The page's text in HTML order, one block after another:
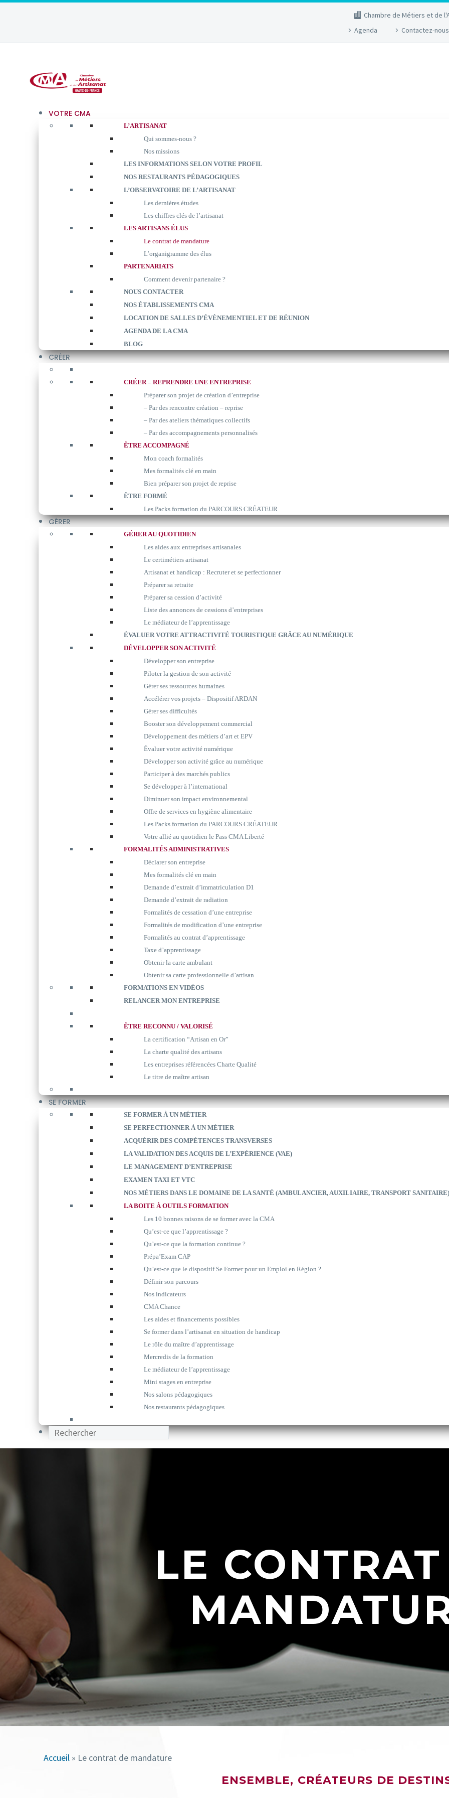
Chambre de Métiers et de
Agenda
Contactez-nous
VOTRE CMA
L’ARTISANAT
Qui sommes-nous ?
Nos missions
LES INFORMATIONS SELON VOTRE PROFIL
NOS RESTAURANTS PÉDAGOGIQUES
L’OBSERVATOIRE DE L’ARTISANAT
Les dernières études
Les chiffres clés de l’artisanat
LES ARTISANS ÉLUS
Le contrat de mandature
L’organigramme des élus
PARTENARIATS
Comment devenir partenaire ?
NOUS CONTACTER
NOS ÉTABLISSEMENTS CMA
LOCATION DE SALLES D’ÉVÈNEMENTIEL ET DE RÉUNION
AGENDA DE LA CMA
BLOG
CRÉER
CRÉER – REPRENDRE UNE ENTREPRISE
Préparer son projet de création d’entreprise
– Par des rencontre création – reprise
– Par des ateliers thématiques collectifs
– Par des accompagnements personnalisés
ÊTRE ACCOMPAGNÉ
Mon coach formalités
Mes formalités clé en main
Bien préparer son projet de reprise
ÊTRE FORMÉ
Les Packs formation du PARCOURS CRÉATEUR
GÉRER
GÉRER AU QUOTIDIEN
Les aides aux entreprises artisanales
Le certimétiers artisanat
Artisanat et handicap : Recruter et se perfectionner
Préparer sa retraite
Préparer sa cession d’activité
Liste des annonces de cessions d’entreprises
Le médiateur de l’apprentissage
ÉVALUER VOTRE ATTRACTIVITÉ TOURISTIQUE GRÂCE AU NUMÉRIQUE
DÉVELOPPER SON ACTIVITÉ
Développer son entreprise
Piloter la gestion de son activité
Gérer ses ressources humaines
Accélérer vos projets – Dispositif ARDAN
Gérer ses difficultés
Booster son développement commercial
Développement des métiers d’art et EPV
Évaluer votre activité numérique
Développer son activité grâce au numérique
Participer à des marchés publics
Se développer à l’international
Diminuer son impact environnemental
Offre de services en hygiène alimentaire
Les Packs formation du PARCOURS CRÉATEUR
Votre allié au quotidien le Pass CMA Liberté
FORMALITÉS ADMINISTRATIVES
Déclarer son entreprise
Mes formalités clé en main
Demande d’extrait d’immatriculation D1
Demande d’extrait de radiation
Formalités de cessation d’une entreprise
Formalités de modification d’une entreprise
Formalités au contrat d’apprentissage
Taxe d’apprentissage
Obtenir la carte ambulant
Obtenir sa carte professionnelle d’artisan
FORMATIONS EN VIDÉOS
RELANCER MON ENTREPRISE
ÊTRE RECONNU / VALORISÉ
La certification “Artisan en Or”
La charte qualité des artisans
Les entreprises référencées Charte Qualité
Le titre de maître artisan
SE FORMER
SE FORMER À UN MÉTIER
SE PERFECTIONNER À UN MÉTIER
ACQUÉRIR DES COMPÉTENCES TRANSVERSES
LA VALIDATION DES ACQUIS DE L’EXPÉRIENCE (VAE)
LE MANAGEMENT D’ENTREPRISE
EXAMEN TAXI ET VTC
NOS MÉTIERS DANS LE DOMAINE DE LA SANTÉ (AMBULANCIER, AUXILIAIRE, TRANSPORT SANITAIRE)
LA BOITE À OUTILS FORMATION
Les 10 bonnes raisons de se former avec la CMA
Qu’est-ce que l’apprentissage ?
Qu’est-ce que la formation continue ?
Prépa’Exam CAP
Qu’est-ce que le dispositif Se Former pour un Emploi en Région ?
Définir son parcours
Nos indicateurs
CMA Chance
Les aides et financements possibles
Se former dans l’artisanat en situation de handicap
Le rôle du maître d’apprentissage
Mercredis de la formation
Le médiateur de l’apprentissage
Mini stages en entreprise
Nos salons pédagogiques
Nos restaurants pédagogiques
LE
Accueil » Le contrat de mandature
ENSEMBLE, CRÉATEURS DE